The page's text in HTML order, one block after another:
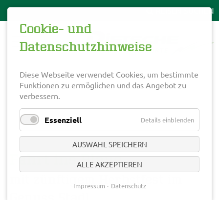
Fahrt ins Blaue
Cookie- und
Datenschutzhinweise
Diese Webseite verwendet Cookies, um bestimmte
Funktionen zu ermöglichen und das Angebot zu
verbessern.
Essenziell Details einblenden
AUSWAHL SPEICHERN
ALLE AKZEPTIEREN
Impressum Datenschutz